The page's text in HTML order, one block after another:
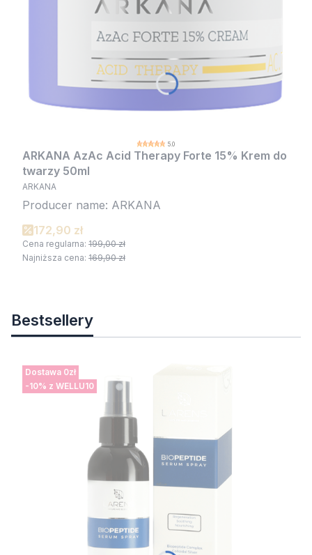
5.0
ARKANA AzAc Acid Therapy Forte 15% Krem do
twarzy 50ml
ARKANA
Producer name: ARKANA
172,90 zł
Cena regularna: 199,00 zł
Najniższa cena: 169,90 zł
Bestsellery
Dostawa 0zł
-10% z WELLU10